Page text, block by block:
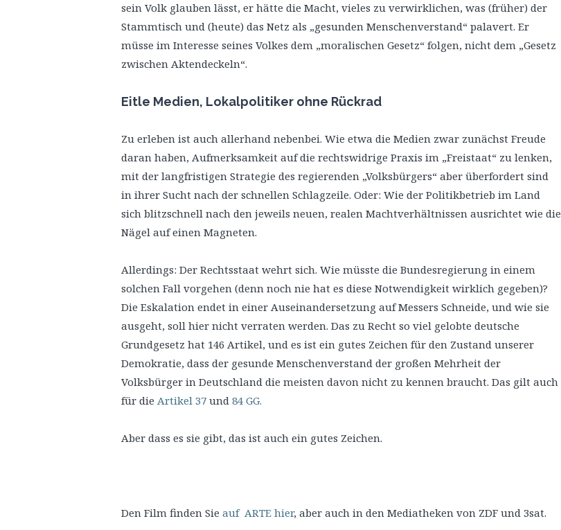
sein Volk glauben lässt, er hätte die Macht, vieles zu verwirklichen, was (früher) der
Stammtisch und (heute) das Netz als „gesunden Menschenverstand“ palavert. Er
müsse im Interesse seines Volkes dem „moralischen Gesetz“ folgen, nicht dem „Gesetz
zwischen Aktendeckeln“.
Eitle Medien, Lokalpolitiker ohne Rückrad
Zu erleben ist auch allerhand nebenbei. Wie etwa die Medien zwar zunächst Freude
daran haben, Aufmerksamkeit auf die rechtswidrige Praxis im „Freistaat“ zu lenken,
mit der langfristigen Strategie des regierenden „Volksbürgers“ aber überfordert sind
in ihrer Sucht nach der schnellen Schlagzeile. Oder: Wie der Politikbetrieb im Land
sich blitzschnell nach den jeweils neuen, realen Machtverhältnissen ausrichtet wie die
Nägel auf einen Magneten.
Allerdings: Der Rechtsstaat wehrt sich. Wie müsste die Bundesregierung in einem
solchen Fall vorgehen (denn noch nie hat es diese Notwendigkeit wirklich gegeben)?
Die Eskalation endet in einer Auseinandersetzung auf Messers Schneide, und wie sie
ausgeht, soll hier nicht verraten werden. Das zu Recht so viel gelobte deutsche
Grundgesetz hat 146 Artikel, und es ist ein gutes Zeichen für den Zustand unserer
Demokratie, dass der gesunde Menschenverstand der großen Mehrheit der
Volksbürger in Deutschland die meisten davon nicht zu kennen braucht. Das gilt auch
für die Artikel 37 und 84 GG.
Aber dass es sie gibt, das ist auch ein gutes Zeichen.
Den Film finden Sie auf ARTE hier, aber auch in den Mediatheken von ZDF und 3sat.